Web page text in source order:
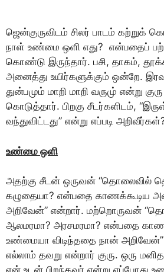
ஜென்குருவிடம் சிலர் பாடம் கற்றுக்
நாள் உண்மை ஒளி எது? என்பதைப்
கொண்டு இருந்தார். பசி, தாகம்,
அனைத்து உயிர்களுக்கும் ஒன்றே.
துன்பமும் மாறி மாறி வருமு் என்று
கொடுத்தார். பிறகு சீடர்களிடம்,
வந்துவிட்டது” என்று எப்படி
உண்மை ஒளி
அதற்கு சீடன் ஒருவன் “தொலைவில்
கழுதையா? என்பதை காணக்கூடிய
அறிவேன்” என்றார். மற்றொருவன்
ஆலமரமா? அரசமரமா? என்பதை
உண்மையா விடிந்ததை நான்
எல்லாம் தவறு என்றார் குரு. ஒரு
என் உடன் பிறந்தவர் என்று எப்போது